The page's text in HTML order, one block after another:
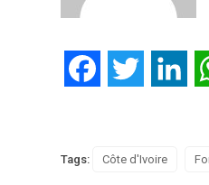
FacebookTwitter
Tags: Côte d'Ivoire